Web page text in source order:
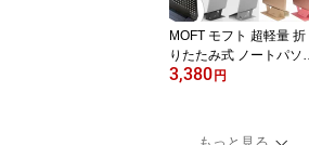
MOFT モフト 超軽量 折
りたたみ式 ノートパソコ
ンスタンド MOFT Adhes
気口あり 国内正規代理店
3,380円